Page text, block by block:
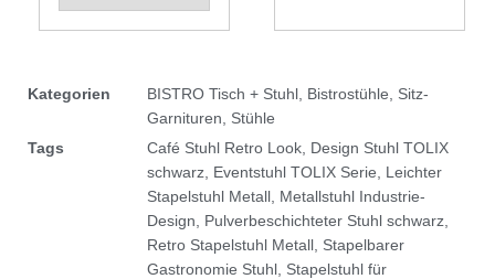
Kategorien BISTRO Tisch + Stuhl Bistrostühle
Sitz-
Garnituren
Stühle
Tags
Café Stuhl Retro Look Design Stuhl TOLIX
schwarz Eventstuhl TOLIX Serie
Leichter
Stapelstuhl Metall Metallstuhl Industrie-
Design
Pulverbeschichteter Stuhl schwarz
Retro Stapelstuhl Metall Stapelbarer
Gastronomie Stuhl Stapelstuhl für